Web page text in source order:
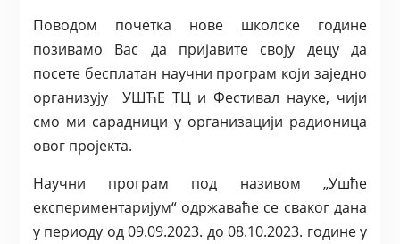
Поводом почетка нове школске године
позивамо Вас да пријавите своју децу да
посете бесплатан научни програм који заједно
организују УШЋЕ ТЦ и Фестивал науке, чији
смо ми сарадници у организацији радионица
овог пројекта.
Научни програм под називом „Ушће
експериментаријум“ одржаваће се сваког дана
у периоду од 09.09.2023. до 08.10.2023. године у